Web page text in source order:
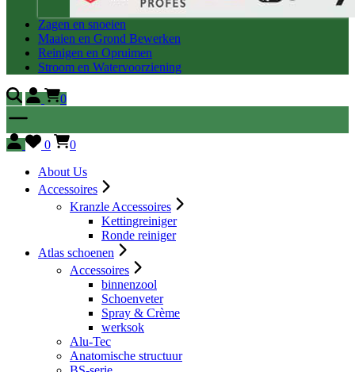
Zagen en snoeien
Maaien en Grond Bewerken
Reinigen en Opruimen
Stroom en Watervoorziening
0
0
0
About Us
Accessoires
Kranzle Accessoires
Kettingreiniger
Ronde reiniger
Atlas schoenen
Accessoires
binnenzool
Schoenveter
Spray & Crème
werksok
Alu-Tec
Anatomische structuur